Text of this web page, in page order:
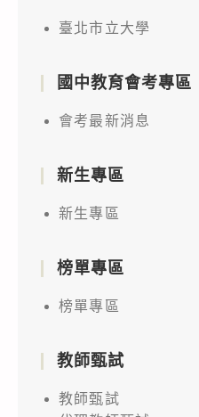
臺北市立大學
國中教育會考專區
會考最新消息
新生專區
新生專區
榜單專區
榜單專區
教師甄試
教師甄試